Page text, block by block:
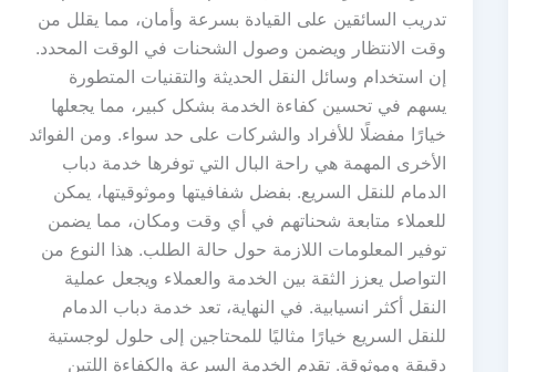
تدريب السائقين على القيادة بسرعة وأمان، مما يقلل من
وقت الانتظار ويضمن وصول الشحنات في الوقت المحدد.
إن استخدام وسائل النقل الحديثة والتقنيات المتطورة
يسهم في تحسين كفاءة الخدمة بشكل كبير، مما يجعلها
خيارًا مفضلًا للأفراد والشركات على حد سواء. ومن الفوائد
الأخرى المهمة هي راحة البال التي توفرها خدمة دباب
الدمام للنقل السريع. بفضل شفافيتها وموثوقيتها، يمكن
للعملاء متابعة شحناتهم في أي وقت ومكان، مما يضمن
توفير المعلومات اللازمة حول حالة الطلب. هذا النوع من
التواصل يعزز الثقة بين الخدمة والعملاء ويجعل عملية
النقل أكثر انسيابية. في النهاية، تعد خدمة دباب الدمام
للنقل السريع خيارًا مثاليًا للمحتاجين إلى حلول لوجستية
دقيقة وموثوقة. تقدم الخدمة السرعة والكفاءة اللتين